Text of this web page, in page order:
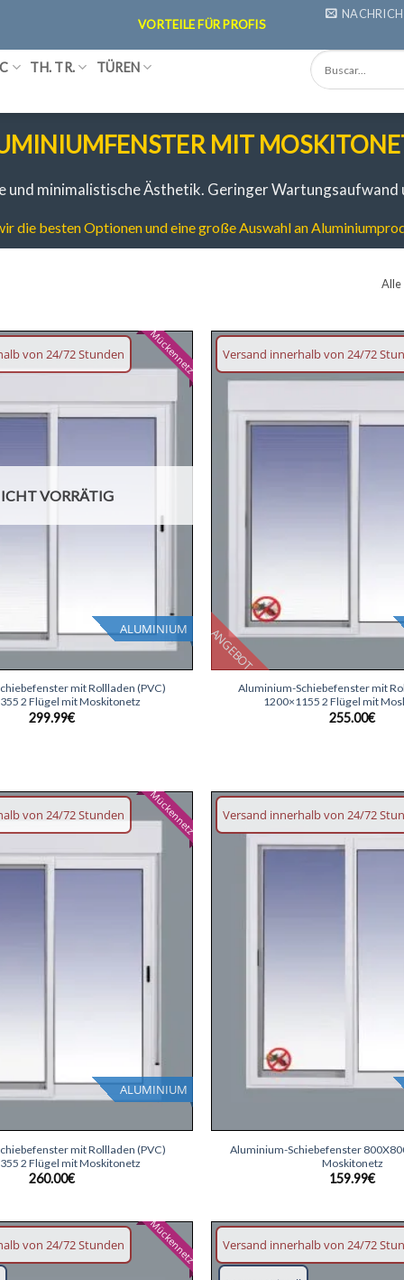
VORTEILE FÜR PROFIS
TH. TR. TÜREN
MIT
und minimalistische Ästhetik. Geringer Wartungsaufwand
die besten Optionen und eine große Auswahl an
Alle
von 24/72 Stunden
ALUMINIUM
Mückennetz
VORRÄTIG
mit Rollladen (PVC)
2 Flügel mit Moskitonetz
299.99€
ANGEBOT
Versand innerhalb von 24/72
+
Aluminium-Schiebefenster mit
1200×1155 2 Flügel mit
255.00€
von 24/72 Stunden
ALUMINIUM
Mückennetz
hinzufügen
mit Rollladen (PVC)
2 Flügel mit Moskitonetz
260.00€
Versand innerhalb von 24/72
Aluminium-Schiebefenster
Moskitonetz
159.99€
von 24/72 Stunden Mückennetz Versand innerhalb von 24/72